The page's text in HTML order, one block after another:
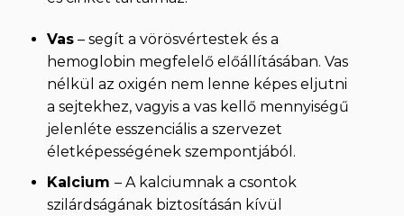
Vas– segít a vörösvértestek és a
hemoglobin megfelelő előállításában. Vas
nélkül az oxigén nem lenne képes eljutni
a sejtekhez, vagyis a vas kellő mennyiségű
jelenléte esszenciális a szervezet
életképességének szempontjából.
Kalcium – A kalciumnak a csontok
szilárdságának biztosításán kívül